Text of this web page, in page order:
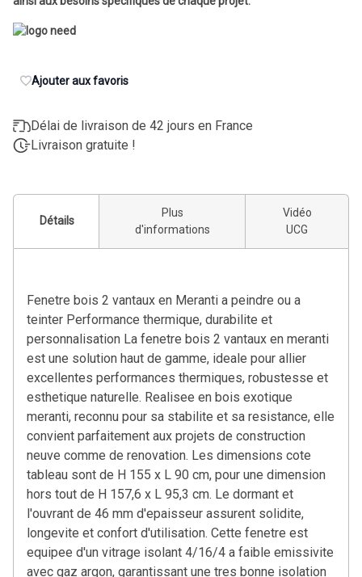
Ajouter aux favoris
Délai de livraison de 42 jours en France
Livraison gratuite !
Détails
Plus
d'informations
Vidéo
UCG
Fenetre bois 2 vantaux en Meranti a peindre ou a
teinter Performance thermique, durabilite et
personnalisation La fenetre bois 2 vantaux en meranti
est une solution haut de gamme, ideale pour allier
excellentes performances thermiques, robustesse et
esthetique naturelle. Realisee en bois exotique
meranti, reconnu pour sa stabilite et sa resistance, elle
convient parfaitement aux projets de construction
neuve comme de renovation. Les dimensions cote
tableau sont de H 155 x L 90 cm, pour une dimension
hors tout de H 157,6 x L 95,3 cm. Le dormant et
l'ouvrant de 46 mm d'epaisseur assurent solidite,
longevite et confort d'utilisation. Cette fenetre est
equipee d'un vitrage isolant 4/16/4 a faible emissivite
avec gaz argon, garantissant une tres bonne isolation